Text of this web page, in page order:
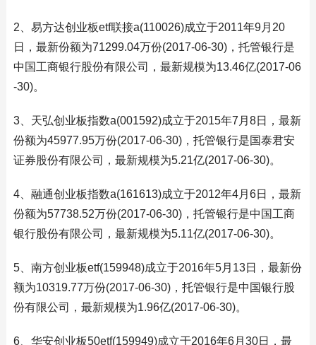
2、易方达创业板etf联接a(110026)成立于2011年9月20
日，最新份额为71299.04万份(2017-06-30)，托管银行是
中国工商银行股份有限公司，最新规模为13.46亿(2017-06
-30)。
3、天弘创业板指数a(001592)成立于2015年7月8日，最新
份额为45977.95万份(2017-06-30)，托管银行是国泰君安
证券股份有限公司，最新规模为5.21亿(2017-06-30)。
4、融通创业板指数a(161613)成立于2012年4月6日，最新
份额为57738.52万份(2017-06-30)，托管银行是中国工商
银行股份有限公司，最新规模为5.11亿(2017-06-30)。
5、南方创业板etf(159948)成立于2016年5月13日，最新份
额为10319.77万份(2017-06-30)，托管银行是中国银行股
份有限公司，最新规模为1.96亿(2017-06-30)。
6、华安创业板50etf(159949)成立于2016年6月30日，最